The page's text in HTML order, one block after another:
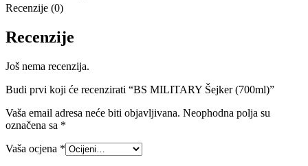
Recenzije (0)
Recenzije
Još nema recenzija.
Budi prvi koji će recenzirati “BS MILITARY Šejker (700ml)”
Vaša email adresa neće biti objavljivana. Neophodna polja su
označena sa *
Vaša ocjena *